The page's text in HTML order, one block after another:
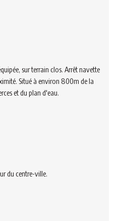
sur terrain clos. Arrêt navette
Situé à environ 800m de la
et du plan d'eau.
du centre-ville.